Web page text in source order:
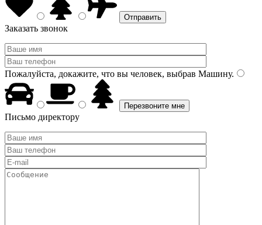
Заказать звонок
Пожалуйста, докажите, что вы человек, выбрав Машину.
Письмо директору